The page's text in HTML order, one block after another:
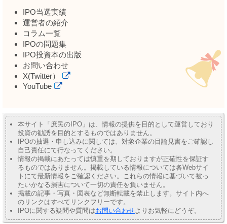
IPO当選実績
運営者の紹介
コラム一覧
IPOの問題集
IPO投資本の出版
お問い合わせ
X(Twitter）
YouTube
本サイト「庶民のIPO」は、情報の提供を目的として運営しており
投資の勧誘を目的とするものではありません。
IPOの抽選・申し込みに関しては、対象企業の目論見書をご確認し
自己責任にて行なってください。
情報の掲載にあたっては慎重を期しておりますが正確性を保証す
るものではありません。掲載している情報については各Webサイ
トにて最新情報をご確認ください。これらの情報に基づいて被っ
たいかなる損害について一切の責任を負いません。
掲載の記事・写真・図表など無断転載を禁止します。サイト内へ
のリンクはすべてリンクフリーです。
IPOに関する疑問や質問はお問い合わせよりお気軽にどうぞ。